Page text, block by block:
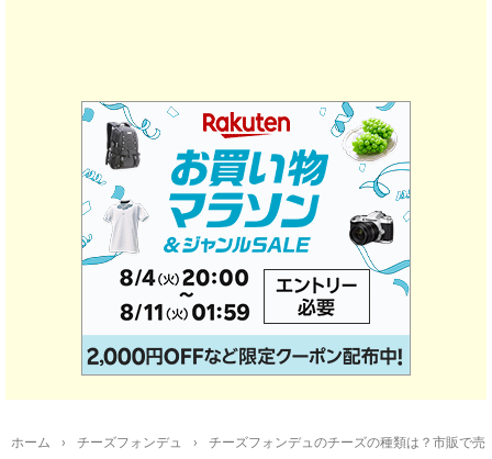
ホーム › チーズフォンデュ › チーズフォンデュのチーズの種類は？市販で売